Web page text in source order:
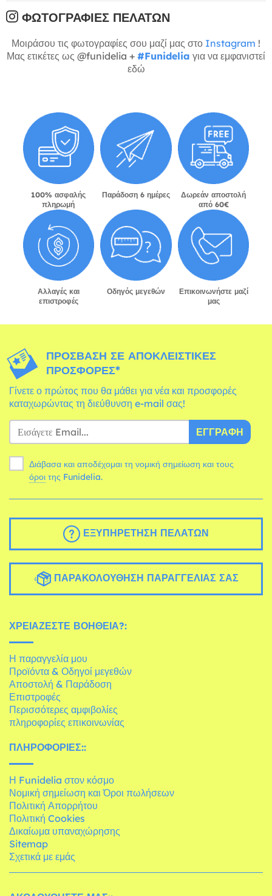
ΦΩΤΟΓΡΑΦΊΕΣ ΠΕΛΑΤΏΝ
Μοιράσου τις φωτογραφίες σου μαζί μας στο Instagram !
Μας ετικέτες ως @funidelia + #Funidelia για να εμφανιστεί
εδώ
100% ασφαλής
πληρωμή
Παράδοση 6 ημέρες
Δωρεάν αποστολή
από 60€
Αλλαγές και
επιστροφές
Οδηγός μεγεθών
Επικοινωνήστε μαζί
μας
ΠΡΌΣΒΑΣΗ ΣΕ ΑΠΟΚΛΕΙΣΤΙΚΈΣ
ΠΡΟΣΦΟΡΈΣ*
Γίνετε ο πρώτος που θα μάθει για νέα και προσφορές
καταχωρώντας τη διεύθυνση e-mail σας!
ΕΓΓΡΑΦΉ
Διάβασα και αποδέχομαι τη νομική σημείωση και τους
όροι της Funidelia.
ΕΞΥΠΗΡΈΤΗΣΗ ΠΕΛΑΤΏΝ
ΠΑΡΑΚΟΛΟΎΘΗΣΗ ΠΑΡΑΓΓΕΛΊΑΣ ΣΑΣ
ΧΡΕΙΆΖΕΣΤΕ ΒΟΉΘΕΙΑ?:
Η παραγγελία μου
Προϊόντα & Οδηγοί μεγεθών
Αποστολή & Παράδοση
Επιστροφές
Περισσότερες αμφιβολίες
πληροφορίες επικοινωνίας
ΠΛΗΡΟΦΟΡΊΕΣ::
Η Funidelia στον κόσμο
Νομική σημείωση και Όροι πωλήσεων
Πολιτική Απορρήτου
Πολιτική Cookies
Δικαίωμα υπαναχώρησης
Sitemap
Σχετικά με εμάς